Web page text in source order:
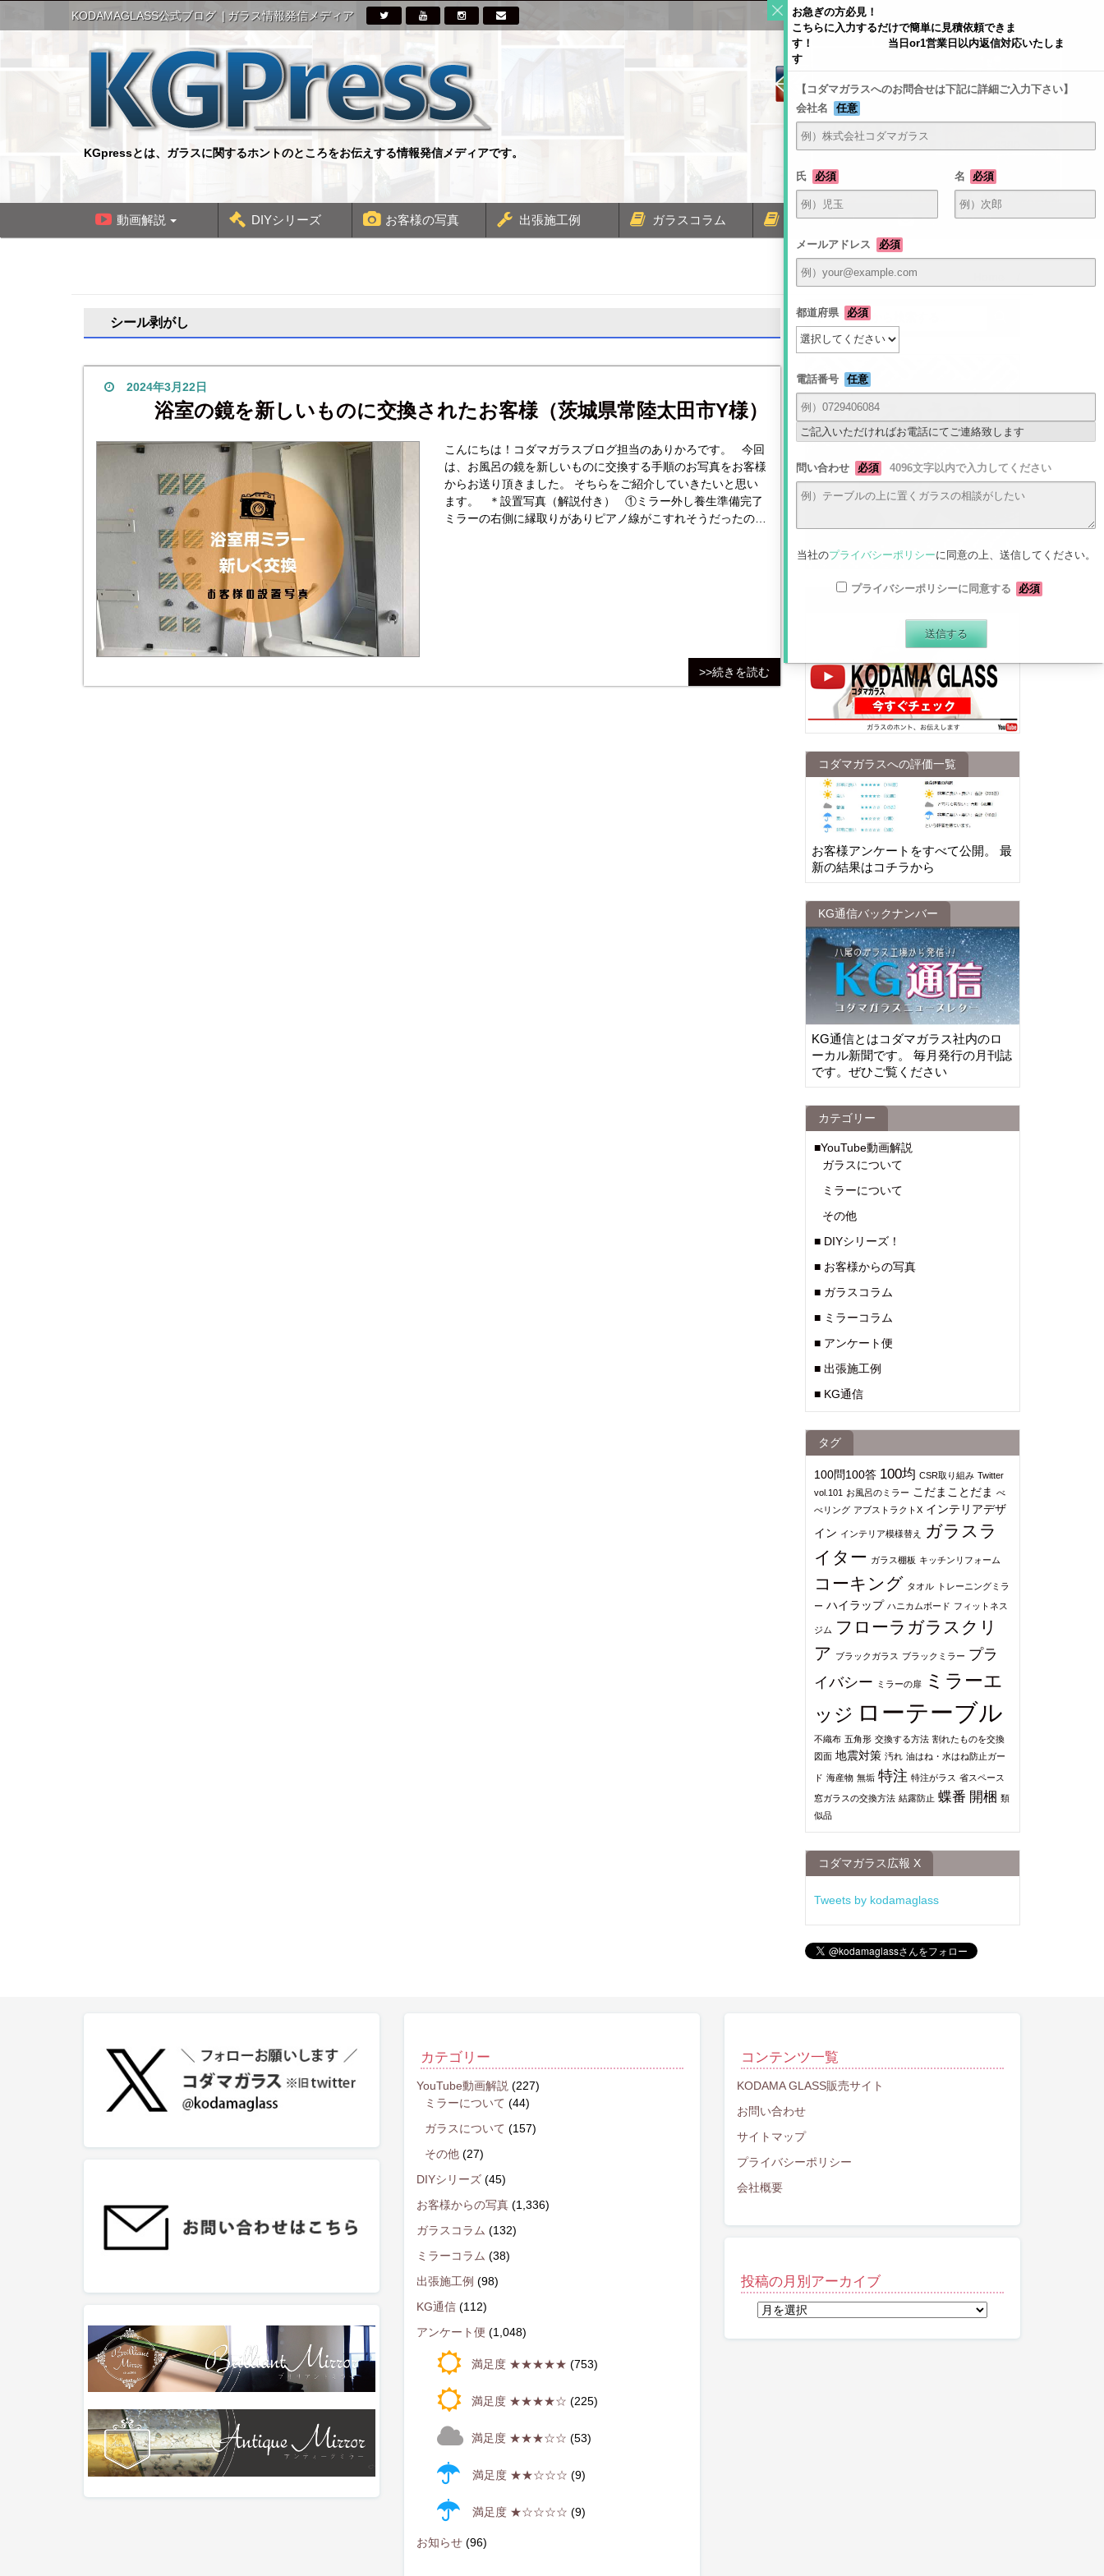
KODAMAGLASS公式ブログ ガラス情報発信メディア
〒581-0054 大阪府八尾市南亀井町4-1-2
KGpressとは、ガラスに関するホントのところをお伝えする情報発信メディアです。
動画解説 DIYシリーズ お客様の写真 出張施工例 ガラスコラム ミラーコラム お問い合わせ
シール剥がし
2024年3月22日
浴室の鏡を新しいものに交換されたお客様（茨城県常陸太田市Y様）
こんにちは！コダマガラスブログ担当のありかろです。 今回
は、お風呂の鏡を新しいものに交換する手順のお写真をお客様
からお送り頂きました。 そちらをご紹介していきたいと思い
ます。 ＊設置写真（解説付き） ①ミラー外し養生準備完了
ミラーの右側に縁取りがありピアノ線がこすれそうだったので
>>続きを読む
コダマガラスへの評価一覧
お客様アンケートをすべて公開。 最
新の結果はコチラから
KG通信バックナンバー
KG通信とはコダマガラス社内のロ
ーカル新聞です。 毎月発行の月刊誌
です。ぜひご覧ください
カテゴリー
■YouTube動画解説
ガラスについて
ミラーについて
その他
■ DIYシリーズ！
■ お客様からの写真
■ ガラスコラム
■ ミラーコラム
■ アンケート便
■ 出張施工例
■ KG通信
タグ
100問100答 100均 CSR取り組み Twitter
vol.101 お風呂のミラー こだまことだま べ
べリング アブストラクトX インテリアデザ
イン インテリア模様替え
ガラスラ
イター ガラス棚板 キッチンリフォーム
コーキング タオル
トレーニングミラ
ー ハイラップ ハニカムボード フィットネス
ジム フローラガラスクリ
ア ブラックガラス ブラックミラー プラ
イバシー
ミラーの扉
ミラーエ
ッジ ローテーブル
不織布 五角形 交換する方法 割れたものを交換
図面 地震対策 汚れ 油はね・水はね防止ガー
ド 海産物 無垢 特注 特注がラス 省スペース
窓ガラスの交換方法 結露防止 蝶番 開梱 類
似品
コダマガラス広報 X
Tweets by kodamaglass
カテゴリー
YouTube動画解説 (227)
ミラーについて (44)
ガラスについて (157)
その他 (27)
DIYシリーズ (45)
お客様からの写真 (1,336)
ガラスコラム (132)
ミラーコラム (38)
出張施工例 (98)
KG通信 (112)
アンケート便 (1,048)
満足度 ★★★★★ (753)
満足度 ★★★★☆ (225)
満足度 ★★★☆☆ (53)
満足度 ★★☆☆☆ (9)
満足度 ★☆☆☆☆ (9)
お知らせ (96)
コンテンツ一覧
KODAMA GLASS販売サイト
お問い合わせ
サイトマップ
プライバシーポリシー
会社概要
投稿の月別アーカイブ
お急ぎの方必見！
こちらに入力するだけで簡単に見積依頼できま
す！ 当日or1営業日以内返信対応いたしま
す
【コダマガラスへのお問合せは下記に詳細ご入力下さい】
会社名
任意
氏 必須 名 必須
メールアドレス 必須
都道府県 必須
電話番号 任意
ご記入いただければお電話にてご連絡致します
問い合わせ 必須 4096文字以内で入力してください
当社のプライバシーポリシーに同意の上、送信してください。
プライバシーポリシーに同意する 必須